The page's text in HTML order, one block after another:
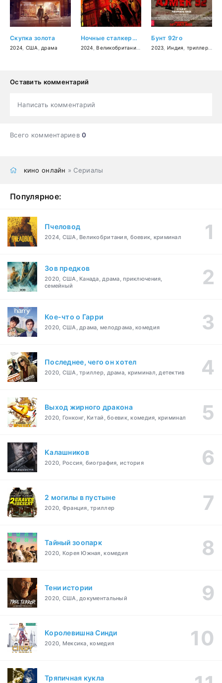
Скупка золота
2024 США драма
Ночные сталкеры: Психбольница
2024 ,Великобритания ужасы
Бунт 92го
2023 Индия триллер,
Оставить комментарий
Написать комментарий
Всего комментариев0
кино онлайн » Сериалы
Популярное:
Пчеловод
2024, США, Великобритания, боевик, криминал
Зов предков
2020, США, Канада, драма, приключения,
семейный
Кое-что о Гарри
2020, США, драма, мелодрама, комедия
Последнее, чего он хотел
2020, США, триллер, драма, криминал, детектив
Выход жирного дракона
2020, Гонконг, Китай, боевик, комедия, криминал
Калашников
2020, Россия, биография, история
2 могилы в пустыне
2020, Франция, триллер
Тайный зоопарк
2020, Корея Южная, комедия
Тени истории
2020, США, документальный
Королевишна Синди
2020, Мексика, комедия
Тряпичная кукла